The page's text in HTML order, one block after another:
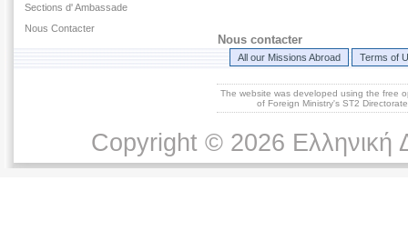
Sections d' Ambassade
Nous Contacter
Nous contacter
All our Missions Abroad Terms of
The website was developed using the free
of Foreign Ministry's ST2
Copyright © 2026